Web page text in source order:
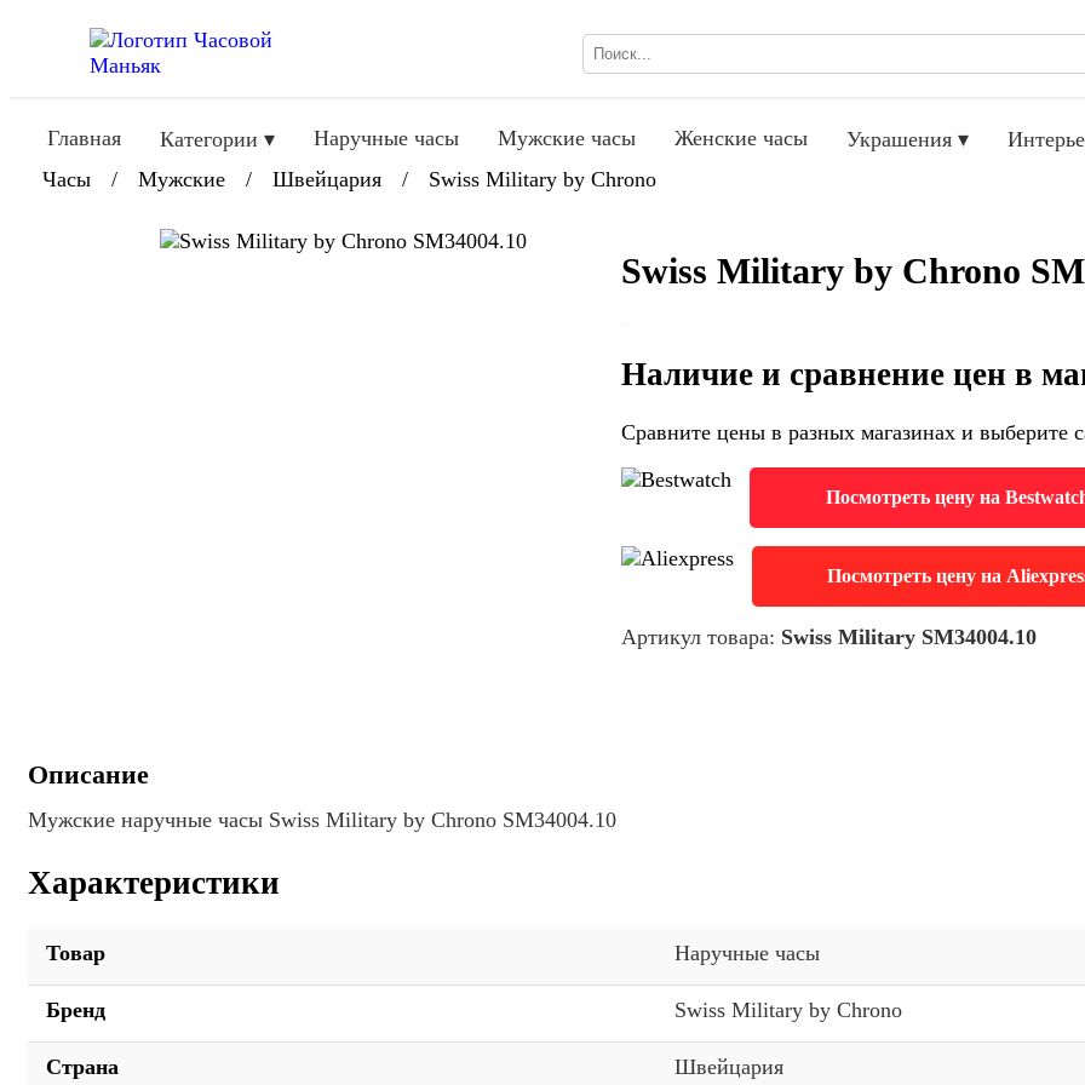
Главная Категории ▾ Наручные часы Мужские часы Женские часы Украшения ▾
Часы
/ Мужские / Швейцария / Swiss Military by Chrono
Swiss Military by Chrono
Наличие и сравнение цен в
Сравните цены в разных магазинах и выберите
Посмотреть цену на
Посмотреть цену на
Артикул товара: Swiss Military SM34004.10
Описание
Мужские наручные часы Swiss Military by Chrono SM34004.10
Характеристики
Товар Наручные часы
Бренд Swiss Military by Chrono
Страна Швейцария